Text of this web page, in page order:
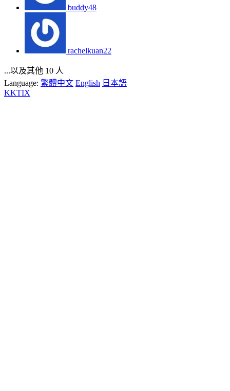
buddy48
rachelkuan22
...以及其他 10 人
Language: 繁體中文 English 日本語
KKTIX